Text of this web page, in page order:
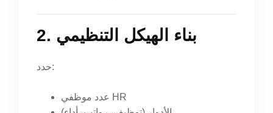
2. بناء الهيكل التنظيمي
حدد:
عدد موظفي HR